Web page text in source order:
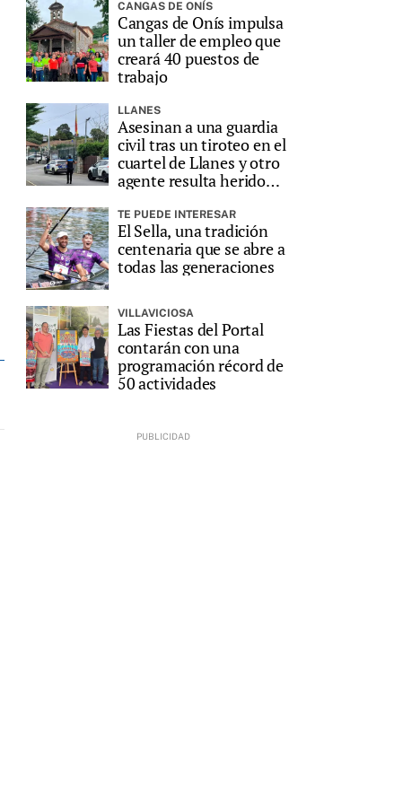
CANGAS DE ONÍS
Cangas de Onís impulsa
un taller de empleo que
creará 40 puestos de
trabajo
LLANES
Asesinan a una guardia
civil tras un tiroteo en el
cuartel de Llanes y otro
agente resulta herido
TE PUEDE INTERESAR
El Sella, una tradición
centenaria que se abre a
todas las generaciones
VILLAVICIOSA
Las Fiestas del Portal
contarán con una
programación récord de
50 actividades